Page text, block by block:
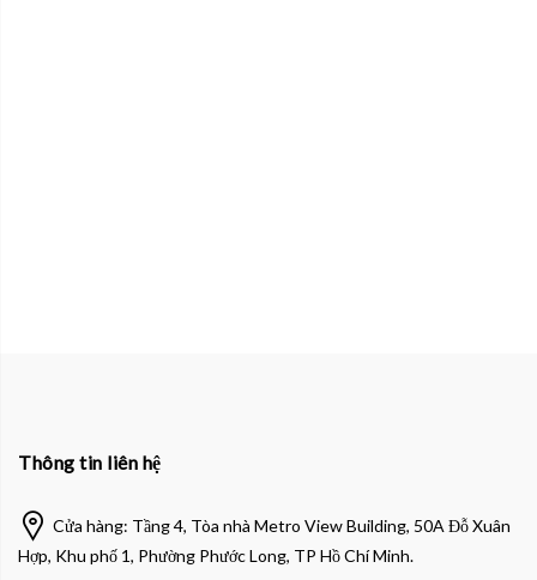
Thông tin liên hệ
Cửa hàng: Tầng 4, Tòa nhà Metro View Building, 50A Đỗ Xuân
Hợp, Khu phố 1, Phường Phước Long, TP Hồ Chí Minh.